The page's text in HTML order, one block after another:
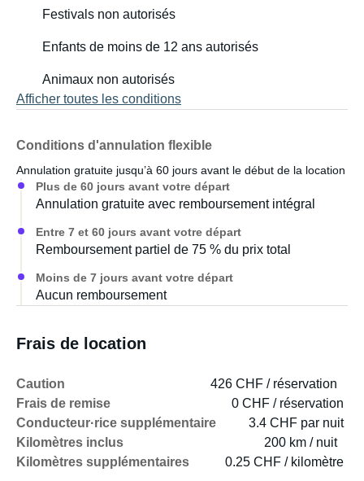
Festivals non autorisés
Enfants de moins de 12 ans autorisés
Animaux non autorisés
Afficher toutes les conditions
Conditions d'annulation flexible
Annulation gratuite jusqu’à 60 jours avant le début de la location
Plus de 60 jours avant votre départ
Annulation gratuite avec remboursement intégral
Entre 7 et 60 jours avant votre départ
Remboursement partiel de 75 % du prix total
Moins de 7 jours avant votre départ
Aucun remboursement
Frais de location
Caution
426 CHF / réservation
Frais de remise
0 CHF / réservation
Conducteur·rice supplémentaire
3.4 CHF par nuit
Kilomètres inclus
200 km / nuit
Kilomètres supplémentaires
0.25 CHF / kilomètre